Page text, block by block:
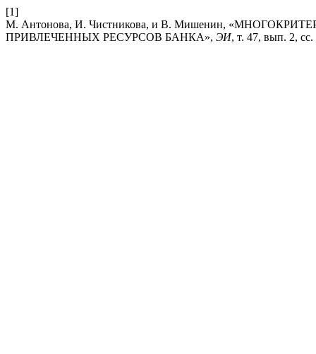
[1]
М. Антонова, И. Чистникова, и В. Мишенин,
ПРИВЛЕЧЕННЫХ РЕСУРСОВ БАНКА», ЭИ, т. 47, вып. 2, сс.